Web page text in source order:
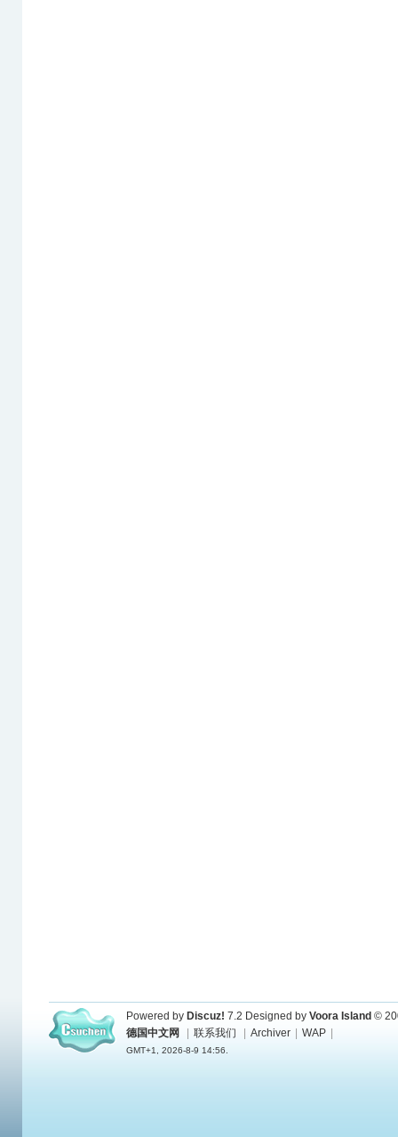
Powered by Discuz! 7.2 Designed by Voora Island ©
德国中文网
联系我们 Archiver WAP
GMT+1, 2026-8-9 14:56.